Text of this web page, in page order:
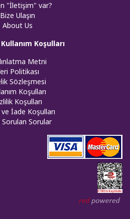
"İletişim" var?
Bize Ulaşın
About Us
Koşulları
Metni
Politikası
Sözleşmesi
Koşulları
Koşulları
İade Koşulları
Sorulan Sorular
Web